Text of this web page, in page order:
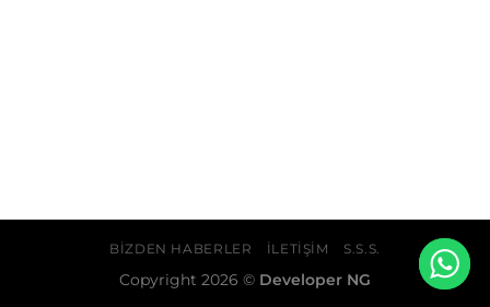
BIZDEN HABERLER İLETIŞIM S.S.S.
Copyright 2026 © Developer NG